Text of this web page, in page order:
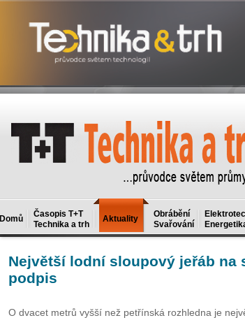
Domů
Časopis T+T
Technika a trh
Aktuality
Obrábění
Svařování
Největšílodní sloupový jeřáb na
podpis
O dvacet metrů vyšší než petřínská rozhledna je